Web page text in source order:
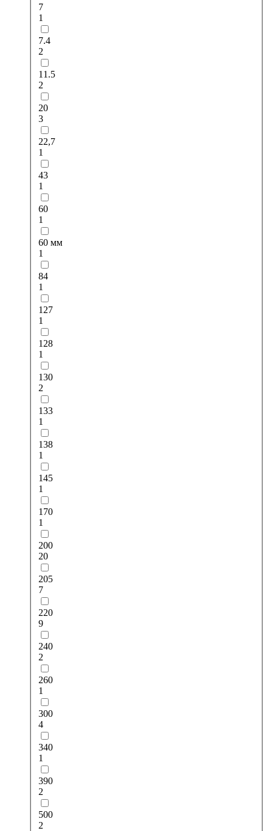
7
1
7.4
2
11.5
2
20
3
22,7
1
43
1
60
1
60 мм
1
84
1
127
1
128
1
130
2
133
1
138
1
145
1
170
1
200
20
205
7
220
9
240
2
260
1
300
4
340
1
390
2
500
2